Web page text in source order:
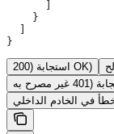
    }
}
استجابة (200 OK)